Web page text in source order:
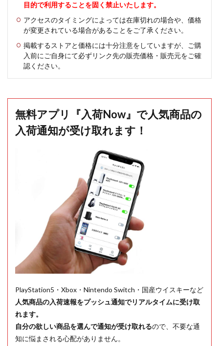
目的で利用することを固く禁止いたします。
アクセスのタイミングによっては在庫切れの場合や、価格
が変更されている場合があることをご了承ください。
掲載するストアと価格には十分注意をしていますが、ご購
入前にご自身にて必ずリンク先の販売価格・販売元をご確
認ください。
無料アプリ『入荷Now』で人気商品の
入荷通知が受け取れます！
PlayStation5・Xbox・Nintendo Switch・国産ウイスキーなど
人気商品の入荷速報をプッシュ通知でリアルタイムに受け取
れます。
自分の欲しい商品を選んで通知が受け取れるので、不要な通
知に悩まされる心配がありません。